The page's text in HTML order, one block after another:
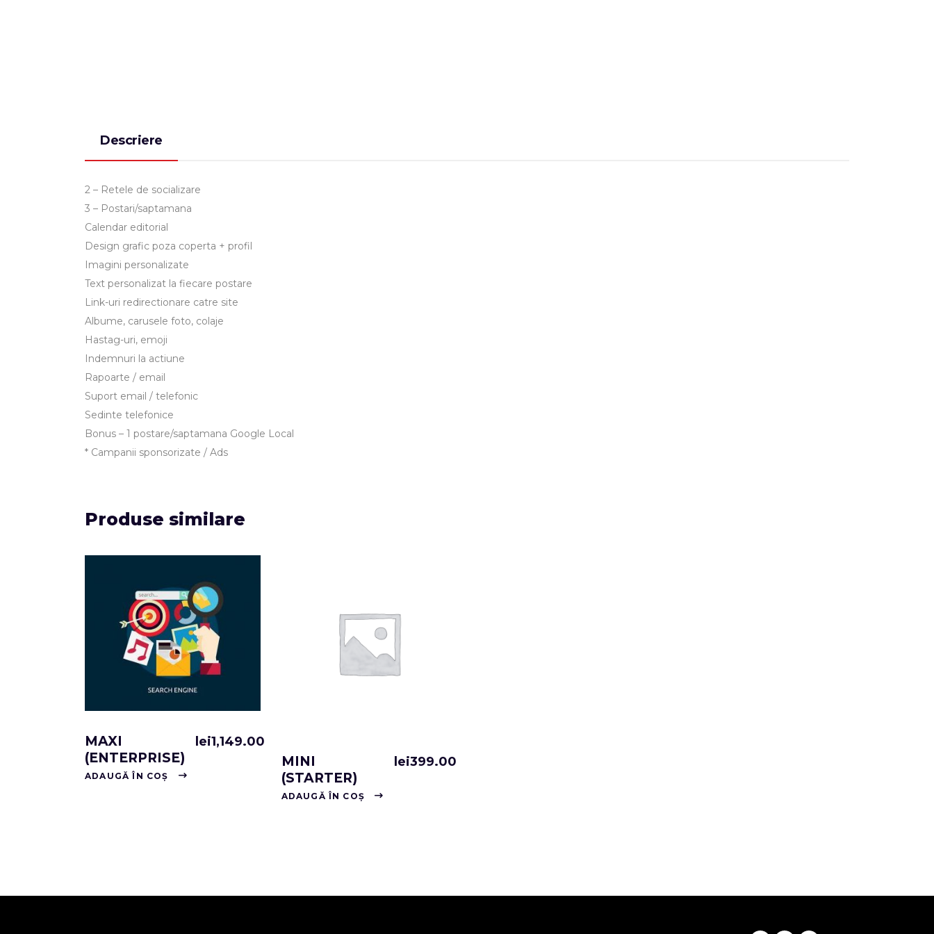
Descriere
2 – Retele de socializare
3 – Postari/saptamana
Calendar editorial
Design grafic poza coperta + profil
Imagini personalizate
Text personalizat la fiecare postare
Link-uri redirectionare catre site
Albume, carusele foto, colaje
Hastag-uri, emoji
Indemnuri la actiune
Rapoarte / email
Suport email / telefonic
Sedinte telefonice
Bonus – 1 postare/saptamana Google Local
* Campanii sponsorizate / Ads
Produse similare
MAXI
(ENTERPRISE)
lei1,149.00
ADAUGĂ ÎN COȘ
MINI
(STARTER)
lei399.00
ADAUGĂ ÎN COȘ